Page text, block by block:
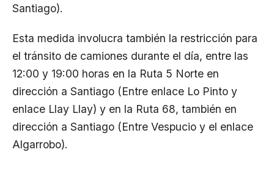
Santiago).
Esta medida involucra también la restricción para
el tránsito de camiones durante el día, entre las
12:00 y 19:00 horas en la Ruta 5 Norte en
dirección a Santiago (Entre enlace Lo Pinto y
enlace Llay Llay) y en la Ruta 68, también en
dirección a Santiago (Entre Vespucio y el enlace
Algarrobo).